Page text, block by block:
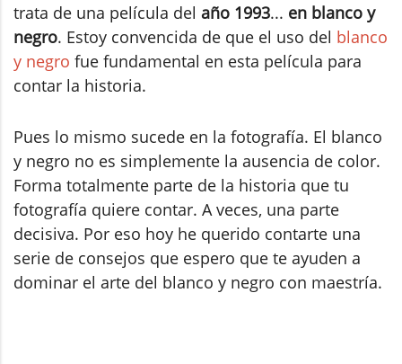
trata de una película del año 1993... en blanco y
negro. Estoy convencida de que el uso del blanco
y negro fue fundamental en esta película para
contar la historia.
Pues lo mismo sucede en la fotografía. El blanco
y negro no es simplemente la ausencia de color.
Forma totalmente parte de la historia que tu
fotografía quiere contar. A veces, una parte
decisiva. Por eso hoy he querido contarte una
serie de consejos que espero que te ayuden a
dominar el arte del blanco y negro con maestría.